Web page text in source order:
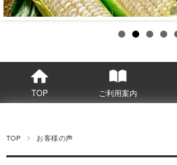
TOP ご利用案内
TOP お客様の声